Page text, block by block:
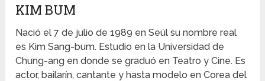
KIM BUM
Nació el 7 de julio de 1989 en Seúl su nombre real
es Kim Sang-bum. Estudio en la Universidad de
Chung-ang en donde se graduó en Teatro y Cine. Es
actor, bailarín, cantante y hasta modelo en Corea del